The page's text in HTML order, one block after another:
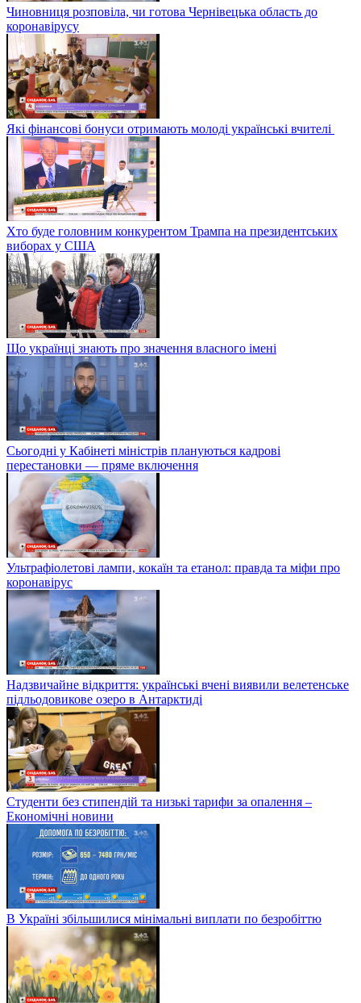
Чиновниця розповіла, чи готова Чернівецька область до
коронавірусу
Які фінансові бонуси отримають молоді українські вчителі
Хто буде головним конкурентом Трампа на президентських
виборах у США
Що українці знають про значення власного імені
Сьогодні у Кабінеті міністрів плануються кадрові
перестановки — пряме включення
Ультрафіолетові лампи, кокаїн та етанол: правда та міфи про
коронавірус
Надзвичайне відкриття: українські вчені виявили велетенське
підльодовикове озеро в Антарктиді
Студенти без стипендій та низькі тарифи за опалення –
Економічні новини
В Україні збільшилися мінімальні виплати по безробіттю